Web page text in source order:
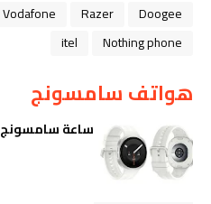
Doogee
Razer
Vodafone
Nothing phone
itel
هواتف سامسونج
ساعة سامسونج Galaxy Watch 9 الذكية